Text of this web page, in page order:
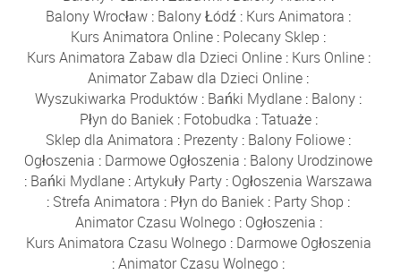
Balony Wrocław : Balony Łódź : Kurs Animatora :
Kurs Animatora Online : Polecany Sklep :
Kurs Animatora Zabaw dla Dzieci Online: Kurs Online:
Animator Zabaw dla Dzieci Online :
Wyszukiwarka Produktów : Bańki Mydlane : Balony :
Płyn do Baniek: Fotobudka :Tatuaże:
Sklep dla Animatora : Prezenty : Balony Foliowe :
Ogłoszenia : Darmowe Ogłoszenia : Balony Urodzinowe
: Bańki Mydlane :Artykuły Party : Ogłoszenia Warszawa
: Strefa Animatora : Płyn do Baniek : Party Shop :
Animator Czasu Wolnego: Ogłoszenia :
Kurs Animatora Czasu Wolnego: Darmowe Ogłoszenia
:Animator Czasu Wolnego :